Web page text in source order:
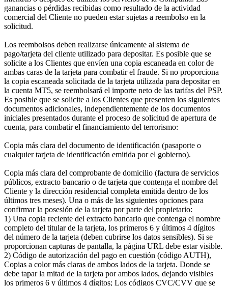
ganancias o pérdidas recibidas como resultado de la actividad
comercial del Cliente no pueden estar sujetas a reembolso en la
solicitud.
Los reembolsos deben realizarse únicamente al sistema de
pago/tarjeta del cliente utilizado para depositar. Es posible que se
solicite a los Clientes que envíen una copia escaneada en color de
ambas caras de la tarjeta para combatir el fraude. Si no proporciona
la copia escaneada solicitada de la tarjeta utilizada para depositar en
la cuenta MT5, se reembolsará el importe neto de las tarifas del PSP.
Es posible que se solicite a los Clientes que presenten los siguientes
documentos adicionales, independientemente de los documentos
iniciales presentados durante el proceso de solicitud de apertura de
cuenta, para combatir el financiamiento del terrorismo:
Copia más clara del documento de identificación (pasaporte o
cualquier tarjeta de identificación emitida por el gobierno).
Copia más clara del comprobante de domicilio (factura de servicios
públicos, extracto bancario o de tarjeta que contenga el nombre del
Cliente y la dirección residencial completa emitida dentro de los
últimos tres meses). Una o más de las siguientes opciones para
confirmar la posesión de la tarjeta por parte del propietario:
1) Una copia reciente del extracto bancario que contenga el nombre
completo del titular de la tarjeta, los primeros 6 y últimos 4 dígitos
del número de la tarjeta (deben cubrirse los datos sensibles). Si se
proporcionan capturas de pantalla, la página URL debe estar visible.
2) Código de autorización del pago en cuestión (código AUTH),
Copias a color más claras de ambos lados de la tarjeta. Donde se
debe tapar la mitad de la tarjeta por ambos lados, dejando visibles
los primeros 6 y últimos 4 dígitos; Los códigos CVC/CVV que se